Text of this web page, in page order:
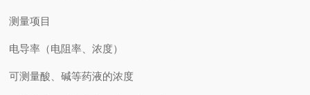
测量项目
电导率（电阻率、浓度）
可测量酸、碱等药液的浓度